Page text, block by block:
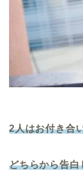
2人はお付き合
どちらから告白